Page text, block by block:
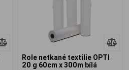
Role netkané textilie OPTI
20 g 60cm x 300m bílá